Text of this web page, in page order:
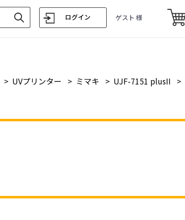
ログイン ゲスト 様
> UVプリンター > ミマキ > UJF-7151 plusII >